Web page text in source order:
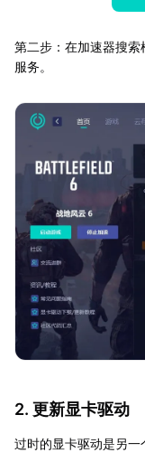
第二步：在加速器搜
服务。
2. 更新显卡驱动
过时的显卡驱动是另一